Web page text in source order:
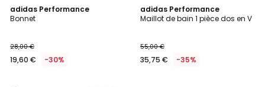
adidas Performance
Bonnet
28,00 €
19,60 € -30%
5
/
2
Couleurs
adidas Performance
Maillot de bain 1 pièce dos en V
55,00 €
35,75 € -35%